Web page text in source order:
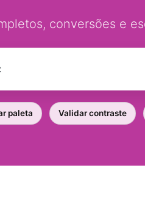
conversões e
paleta Validar contraste